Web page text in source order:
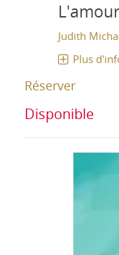
Judith
Plus
Réserver
Disponible